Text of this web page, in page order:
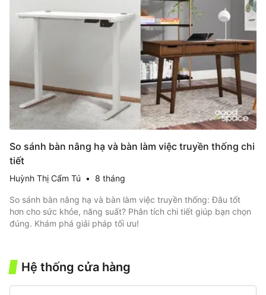
So sánh bàn nâng hạ và bàn làm việc truyền thống chi
tiết
Huỳnh Thị Cẩm Tú • 8 tháng
So sánh bàn nâng hạ và bàn làm việc truyền thống: Đâu tốt
hơn cho sức khỏe, năng suất? Phân tích chi tiết giúp bạn chọn
đúng. Khám phá giải pháp tối ưu!
of
Hệ thống cửa hàng